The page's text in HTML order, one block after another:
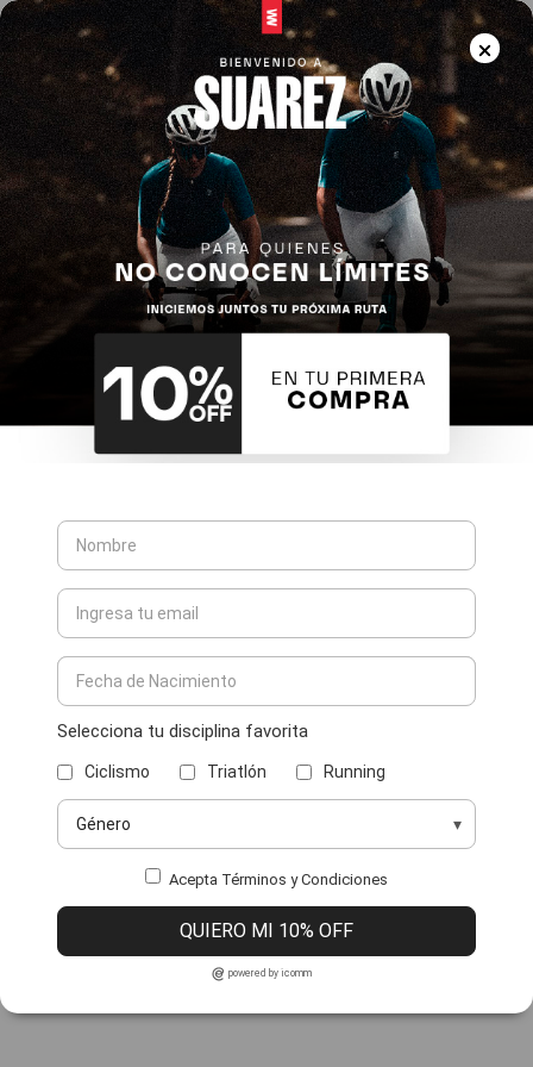
Selecciona tu disciplina favorita
Ciclismo Triatlón Running
Acepta Términos y Condiciones
QUIERO MI 10% OFF
powered by icomm